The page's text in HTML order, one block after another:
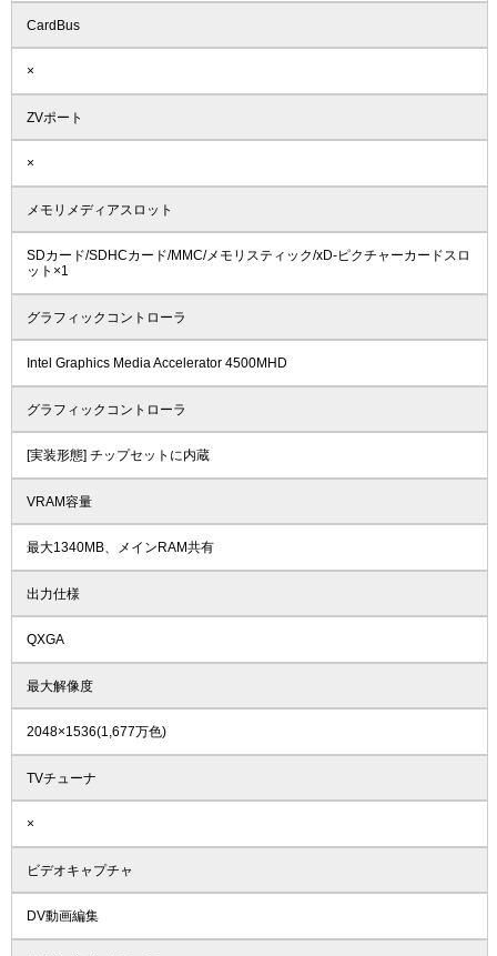
CardBus
×
ZVポート
×
メモリメディアスロット
SDカード/SDHCカード/MMC/メモリスティック/xD-ピクチャーカードスロ
ット×1
グラフィックコントローラ
Intel Graphics Media Accelerator 4500MHD
グラフィックコントローラ
[実装形態] チップセットに内蔵
VRAM容量
最大1340MB、メインRAM共有
出力仕様
QXGA
最大解像度
2048×1536(1,677万色)
TVチューナ
×
ビデオキャプチャ
DV動画編集